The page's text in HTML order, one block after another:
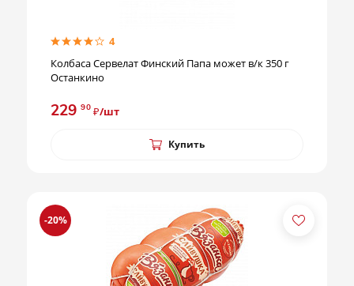
4
Колбаса Сервелат Финский Папа может в/к 350 г
Останкино
229 90 ₽/шт
Купить
-20%